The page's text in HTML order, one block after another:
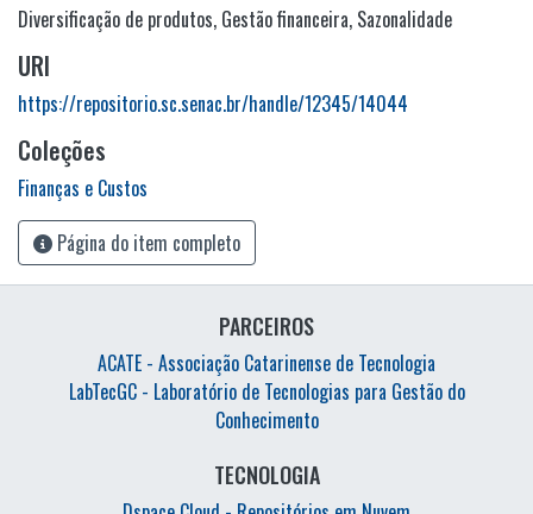
Diversificação de produtos, Gestão financeira, Sazonalidade
URI
https://repositorio.sc.senac.br/handle/12345/14044
Coleções
Finanças e Custos
Página do item completo
PARCEIROS
ACATE - Associação Catarinense de Tecnologia
LabTecGC - Laboratório de Tecnologias para Gestão do
Conhecimento
TECNOLOGIA